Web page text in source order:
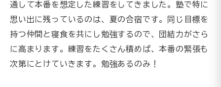
通して本番を想定した練習をしてきました。塾で特に
思い出に残っているのは、夏の合宿です。同じ目標を
持つ仲間と寝食を共にし勉強するので、団結力がさら
に高まります。練習をたくさん積めば、本番の緊張も
次第にとけていきます。勉強あるのみ！